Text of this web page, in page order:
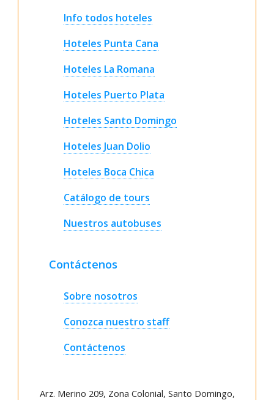
Info todos hoteles
Hoteles Punta Cana
Hoteles La Romana
Hoteles Puerto Plata
Hoteles Santo Domingo
Hoteles Juan Dolio
Hoteles Boca Chica
Catálogo de tours
Nuestros autobuses
Contáctenos
Sobre nosotros
Conozca nuestro staff
Contáctenos
Arz. Merino 209, Zona Colonial, Santo Domingo,